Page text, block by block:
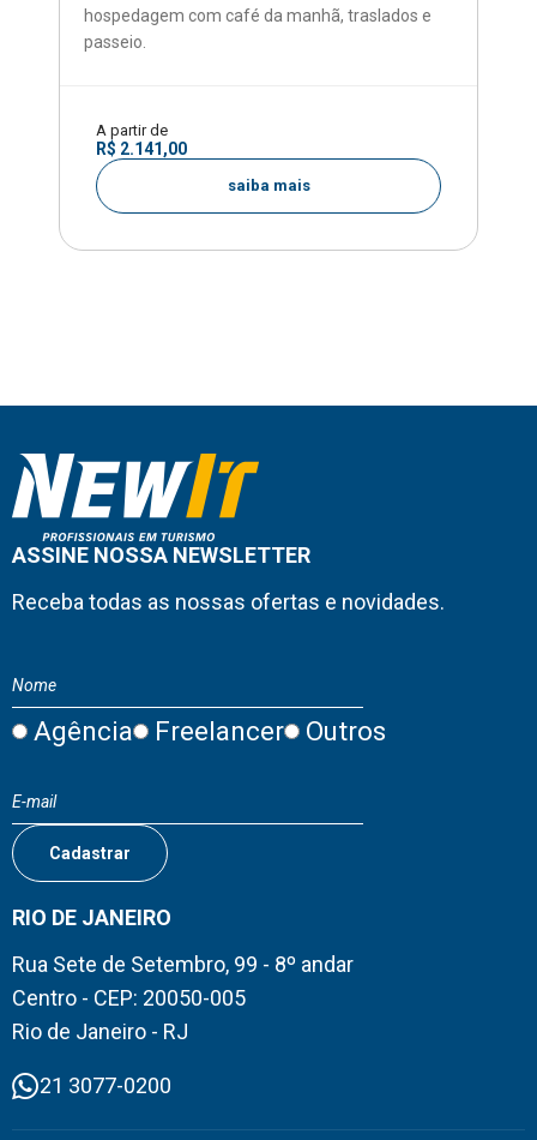
hospedagem com café da manhã, traslados e
passeio.
A partir de
R$ 2.141,00
saiba mais
ASSINE NOSSA NEWSLETTER
Receba todas as nossas ofertas e novidades.
Agência Freelancer Outros
RIO DE JANEIRO
Rua Sete de Setembro, 99 - 8º andar
Centro - CEP: 20050-005
Rio de Janeiro - RJ
21 3077-0200